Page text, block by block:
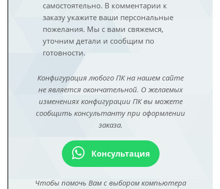
самостоятельно. В комментарии к
заказу укажите ваши персональные
пожелания. Мы с вами свяжемся,
уточним детали и сообщим по
готовности.
Конфигурация любого ПК на нашем сайте
не является окончательной. О желаемых
изменениях конфигурации ПК вы можете
сообщить консультанту при оформлении
заказа.
Консультация
Чтобы помочь Вам с выбором компьютера